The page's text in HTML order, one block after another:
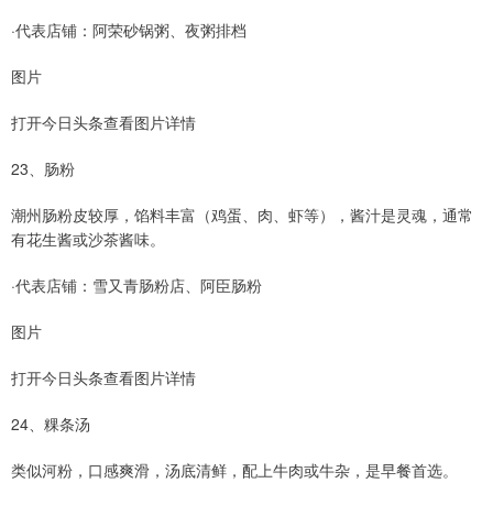
·代表店铺：阿荣砂锅粥、夜粥排档
图片
打开今日头条查看图片详情
23、肠粉
潮州肠粉皮较厚，馅料丰富（鸡蛋、肉、虾等），酱汁是灵魂，通常
有花生酱或沙茶酱味。
·代表店铺：雪又青肠粉店、阿臣肠粉
图片
打开今日头条查看图片详情
24、粿条汤
类似河粉，口感爽滑，汤底清鲜，配上牛肉或牛杂，是早餐首选。